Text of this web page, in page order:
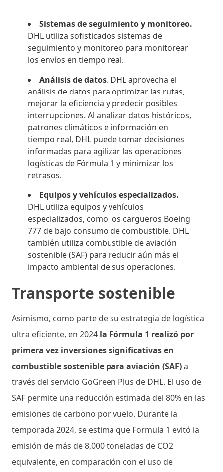
Sistemas de seguimiento y monitoreo.
DHL utiliza sofisticados sistemas de
seguimiento y monitoreo para monitorear
los envíos en tiempo real.
Análisis de datos. DHL aprovecha el
análisis de datos para optimizar las rutas,
mejorar la eficiencia y predecir posibles
interrupciones. Al analizar datos históricos,
patrones climáticos e información en
tiempo real, DHL puede tomar decisiones
informadas para agilizar las operaciones
logísticas de Fórmula 1 y minimizar los
retrasos.
Equipos y vehículos especializados.
DHL utiliza equipos y vehículos
especializados, como los cargueros Boeing
777 de bajo consumo de combustible. DHL
también utiliza combustible de aviación
sostenible (SAF) para reducir aún más el
impacto ambiental de sus operaciones.
Transporte sostenible
Asimismo, como parte de su estrategia de logística
ultra eficiente, en 2024 la Fórmula 1 realizó por
primera vez inversiones significativas en
combustible sostenible para aviación (SAF)a
través del servicio GoGreen Plus de DHL. El uso de
SAF permite una reducción estimada del 80% en las
emisiones de carbono por vuelo. Durante la
temporada 2024, se estima que Formula 1 evitó la
emisión de más de 8,000 toneladas de CO2
equivalente, en comparación con el uso de